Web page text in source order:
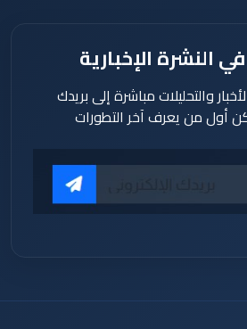
النشرة الإخبارية
والتحليلات مباشرة إلى بريدك
أول من يعرف آخر التطورات